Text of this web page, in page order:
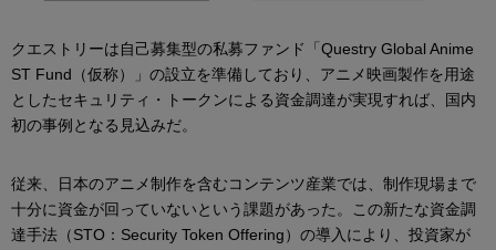
クエストリーは自己募集型の私募ファンド「Questry Global Anime
ST Fund（仮称）」の設立を準備しており、アニメ映画製作を用途
としたセキュリティ・トークンによる資金調達が実現すれば、国内
初の事例となる見込みだ。
従来、日本のアニメ制作を含むコンテンツ産業では、制作現場まで
十分に資金が回っていないという課題があった。この新たな資金調
達手法（STO：Security Token Offering）の導入により、投資家が